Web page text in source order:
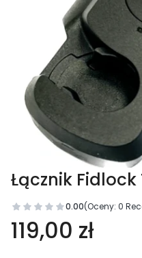
Łącznik
0.00(Oceny: 0
119,00 zł